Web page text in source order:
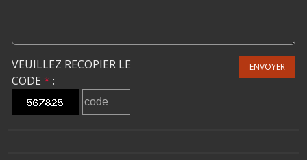
VEUILLEZ RECOPIER LE
CODE * :
ENVOYER